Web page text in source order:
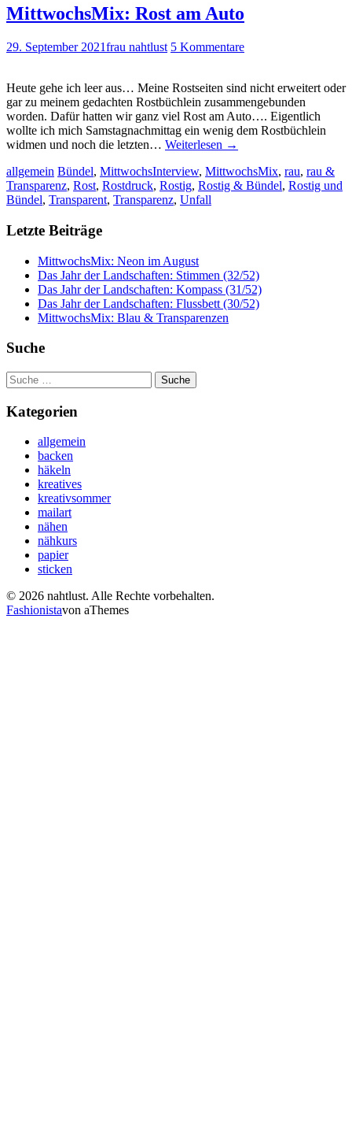
MittwochsMix: Rost am Auto
29. September 2021frau nahtlust 5 Kommentare
Heute gehe ich leer aus… Meine Rostseiten sind nicht erweitert oder
gar zu meinem gedachten Rostbüchlein zusammengebunden
worden. Dafür hatten wir ganz viel Rost am Auto…. Eigentlich
wollte ich mich Samstagnachmittag ein wenig dem Rostbüchlein
widmen und noch die letzten… Weiterlesen →
allgemein Bündel, MittwochsInterview, MittwochsMix, rau, rau &
Transparenz, Rost, Rostdruck, Rostig, Rostig & Bündel, Rostig und
Bündel, Transparent, Transparenz, Unfall
Letzte Beiträge
MittwochsMix: Neon im August
Das Jahr der Landschaften: Stimmen (32/52)
Das Jahr der Landschaften: Kompass (31/52)
Das Jahr der Landschaften: Flussbett (30/52)
MittwochsMix: Blau & Transparenzen
Suche
Suche
nach:
Kategorien
allgemein
backen
häkeln
kreatives
kreativsommer
mailart
nähen
nähkurs
papier
sticken
© 2026 nahtlust. Alle Rechte vorbehalten.
Fashionistavon aThemes